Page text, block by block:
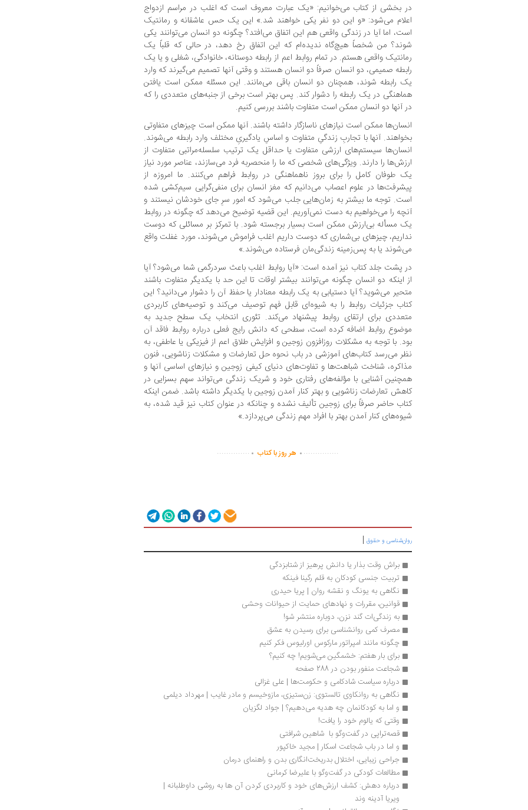
در بخشی از کتاب می‌خوانیم: «یک عبارت معروف است که اغلب در مراسم ازدواج
اعلام می‌شود: «و این دو نفر یکی خواهند شد.» این یک حس عاشقانه و رمانتیک
است، اما آیا در زندگی واقعی هم این اتفاق می‌افتد؟ چگونه دو انسان می‌توانند یکی
شوند؟ من شخصاً هیچ‌گاه ندیده‌ام که این اتفاق رخ دهد، در حالی که قلباً یک
رمانتیک واقعی هستم. در تمام روابط اعم از رابطه دوستانه، خانوادگی، شغلی و یا یک
رابطه صمیمی، دو انسان صرفاً دو انسان هستند و وقتی آنها تصمیم می‌گیرند که وارد
یک رابطه شوند، همچنان دو انسان باقی می‌مانند. این مسئله ممکن است یافتن
هماهنگی در یک رابطه را دشوار کند. پس بهتر است برخی از جنبه‌های متعددی را که
در آنها دو انسان ممکن است متفاوت باشند بررسی کنیم.
انسان‌ها ممکن است نیازهای ناسازگار داشته باشند. آنها ممکن است چیزهای متفاوتی
بخواهند. آنها با تجاربِ زندگیِ متفاوت و اساسِ یادگیریِ مختلف وارد رابطه می‌شوند.
انسان‌ها سیستم‌های ارزشی متفاوت یا حداقل یک ترتیب سلسله‌مراتبی متفاوت از
ارزش‌ها را دارند. ویژگی‌های شخصی که ما را منحصربه فرد می‌سازند، عناصر مورد نیاز
یک طوفان کامل را برای بروز ناهماهنگی در روابط فراهم می‌کنند. ما امروزه از
پیشرفت‌ها در علوم اعصاب می‌دانیم که مغز انسان برای منفی‌گرایی سیم‌کشی شده
است. توجه ما بیشتر به زمان‌هایی جلب می‌شود که امور سرِ جای خودشان نیستند و
آنچه را می‌خواهیم به دست نمی‌آوریم. این قضیه توضیح می‌دهد که چگونه در روابط
یک مسأله بی‌ارزش ممکن است بسیار برجسته شود. با تمرکز بر مسائلی که دوست
نداریم، چیزهای بی‌شماری که دوست داریم اغلب فراموش می‌شوند، مورد غفلت واقع
می‌شوند یا به پس‌زمینه زندگی‌مان فرستاده می‌شوند.»
در پشت جلد کتاب نیز آمده است: «آیا روابط اغلب باعث سردرگمی شما می‌شود؟ آیا
از اینکه دو انسان چگونه می‌توانند بیشتر اوقات تا این حد با یکدیگر متفاوت باشند
متحیر می‌شوید؟ آیا دستیابی به یک رابطه معنادار یا حفظ آن را دشوار می‌دانید؟ این
کتاب جزئیات روابط را به شیوه‌ای قابل فهم توصیف می‌کند و توصیه‌های کاربردی
متعددی برای ارتقای روابط پیشنهاد می‌کند. تئوری انتخاب یک سطح جدید به
موضوع روابط اضافه کرده است، سطحی که دانش رایج فعلی درباره روابط فاقد آن
بود. با توجه به مشکلات روزافزون زوجین و افزایش طلاق اعم از فیزیکی یا عاطفی، به
نظر می‌رسد کتاب‌های آموزشی در باب نحوه حل تعارضات و مشکلات زناشویی، فنون
مذاکره، شناخت شباهت‌ها و تفاوت‌های دنیای کیفی زوجین و نیازهای اساسی آنها و
همچنین آشنایی با مؤلفه‌های رفتاری خود و شریک زندگی می‌تواند سهم بسزایی در
کاهش تعارضات زناشویی و بهتر کنار آمدن زوجین با یکدیگر داشته باشد. ضمن اینکه
کتاب حاضر صرفاً برای زوجین تألیف نشده و چنانکه در عنوان کتاب نیز قید شده، به
شیوه‌های کنار آمدن بهتر با افراد مهم زندگی می‌پردازد.»
...............
. هر روز با کتاب .
..............
روان‌شناسی و حقوق |
براش وقت‌ بذار یا دانش پرهیز از شتابزدگی
تربیت جنسی کودکان به قلم رگینا فینکه
نگاهی به یونگ و نقشه روان | پریا حیدری
قوانین، مقررات و نهادهای حمایت از حیوانات وحشی
به زندگی‌ات گند نزن، دوباره منتشر شو!
مصرف کمی روانشناسی برای رسیدن به عشق
چگونه مانند امپراتور مارکوس اورلیوس فکر کنیم
برای بار هفتم: خشمگین می‌شویم! چه کنیم؟
شجاعت منفور بودن در 288 صفحه
درباره سیاست شادکامی و حکومت‌ها | علی غزالی
نگاهی به روانکاوی تالستوی: زن‌ستیزی، مازوخیسم و مادر غایب | مهرداد دیلمی
و اما به کودکانمان چه هدیه می‌دهیم؟ | جواد لگزیان ‮
وقتی که یالوم خود را یافت!
قصه‌تراپی در گفت‌وگو با  شاهین شرافتی
و اما در باب شجاعت اسکار | مجید خاکپور
جراحی زیبایی، اختلال بدریخت‌انگاری بدن و راهنمای درمان
مطالعات کودکی در گفت‌وگو با علیرضا کرمانی
ویریا آدینه وند